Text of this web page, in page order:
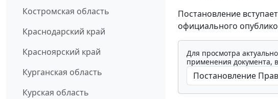
Костромская область
Краснодарский край
Красноярский край
Курганская область
Курская область
Постановление
официального
Для просмотра
применения документа,